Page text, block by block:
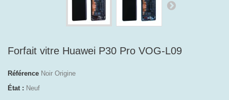
Forfait vitre Huawei P30 Pro VOG-L09
Référence Noir Origine
État : Neuf